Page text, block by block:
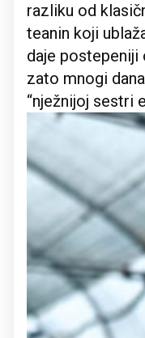
razliku od
teanin koji
daje postepeniji
zato mnogi
“nježnijoj sestri